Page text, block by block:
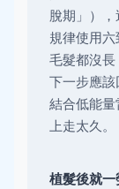
脫期」）
規律使用
毛髮都沒長
下一步應
結合低能
上走太久。
植髮後就